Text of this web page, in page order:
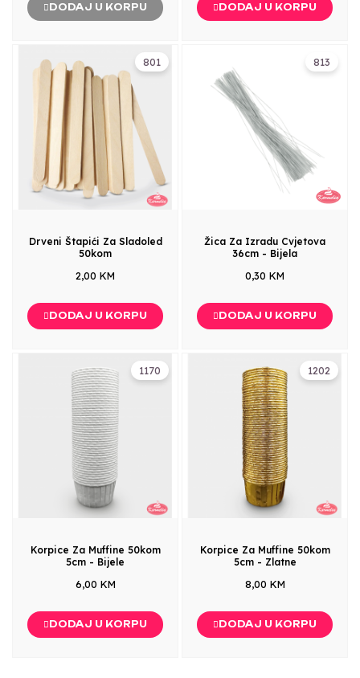
DODAJ U KORPU DODAJ U KORPU
801
Drveni Štapići Za Sladoled
50kom
2,00 KM
DODAJ U KORPU
813
Žica Za Izradu Cvjetova
36cm - Bijela
0,30 KM
DODAJ U KORPU
1170
Korpice Za Muffine 50kom
5cm - Bijele
6,00 KM
DODAJ U KORPU
1202
Korpice Za Muffine 50kom
5cm - Zlatne
8,00 KM
DODAJ U KORPU